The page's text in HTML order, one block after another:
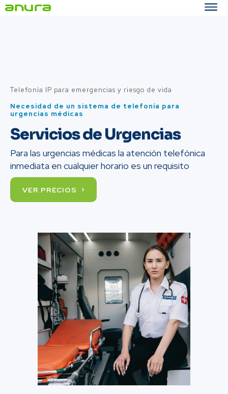
Telefonía IP para emergencias y riesgo de vida
Necesidad de un sistema de telefonía para
urgencias médicas
Servicios de Urgencias
Para las urgencias médicas la atención telefónica
inmediata en cualquier horario es un requisito
VER PRECIOS